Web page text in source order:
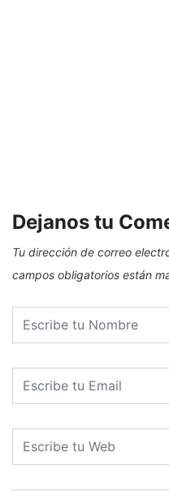
Dejanos tu
Tu dirección de correo
campos obligatorios están